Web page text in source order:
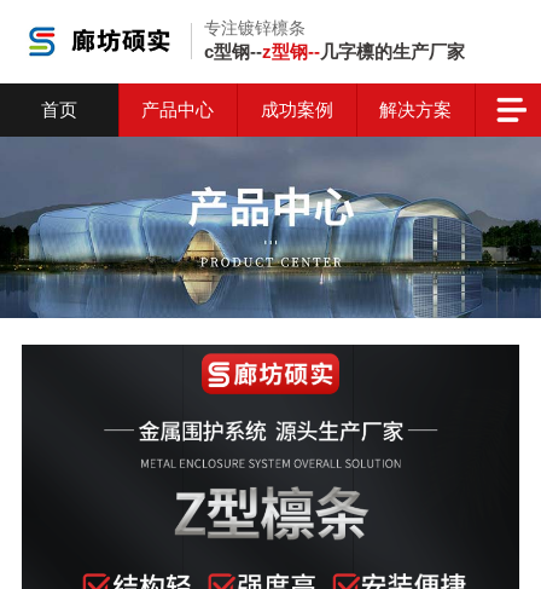
专注镀锌檩条
c型钢--z型钢--几字檩的生产厂家
首页 产品中心 成功案例 解决方案